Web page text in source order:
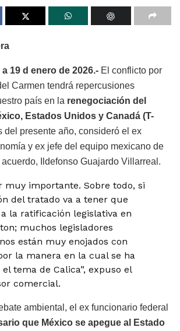
19 d enero de 2026.- El conflicto por
Carmen tendrá repercusiones
país en la renegociación del
Estados Unidos y Canadá (T-
del presente año, consideró el ex
y ex jefe del equipo mexicano de
Ildefonso Guajardo Villarreal.
muy importante. Sobre todo, si
del tratado va a tener que
la ratificación legislativa en
muchos legisladores
están muy enojados con
la manera en la cual se ha
tema de Calica”, expuso el
comercial.
ambiental, el ex funcionario federal
que México se apegue al Estado